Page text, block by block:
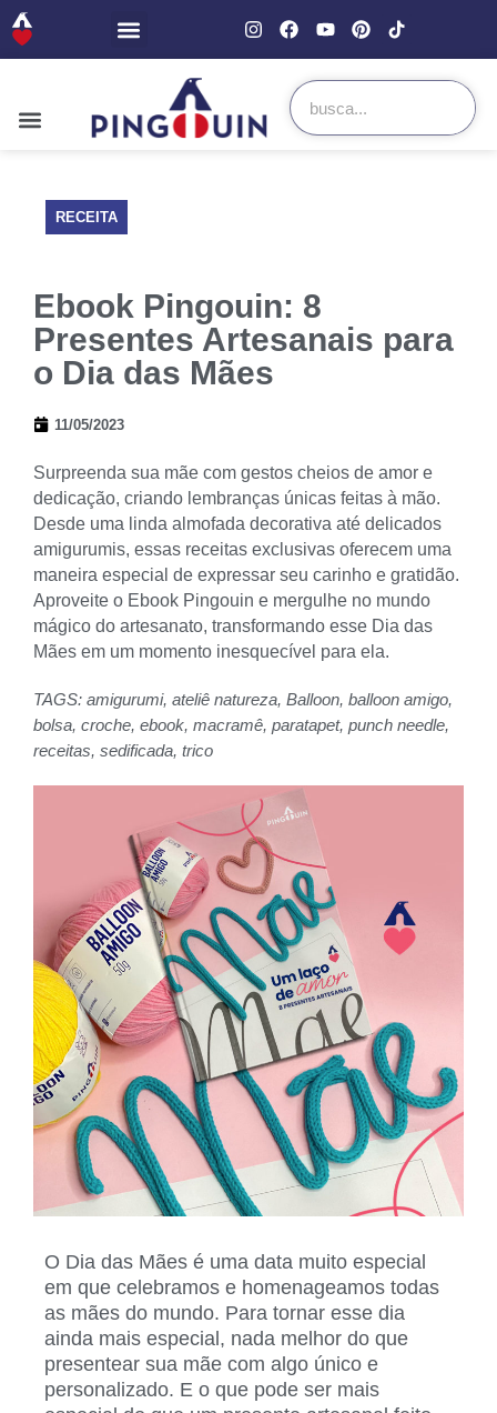
RECEITA
Ebook Pingouin: 8
Presentes Artesanais para
o Dia das Mães
11/05/2023
Surpreenda sua mãe com gestos cheios de amor e
dedicação, criando lembranças únicas feitas à mão.
Desde uma linda almofada decorativa até delicados
amigurumis, essas receitas exclusivas oferecem uma
maneira especial de expressar seu carinho e gratidão.
Aproveite o Ebook Pingouin e mergulhe no mundo
mágico do artesanato, transformando esse Dia das
Mães em um momento inesquecível para ela.
TAGS: amigurumi, ateliê natureza, Balloon, balloon amigo,
bolsa, croche, ebook, macramê, paratapet, punch needle,
receitas, sedificada, trico
O Dia das Mães é uma data muito especial
em que celebramos e homenageamos todas
as mães do mundo. Para tornar esse dia
ainda mais especial, nada melhor do que
presentear sua mãe com algo único e
personalizado. E o que pode ser mais